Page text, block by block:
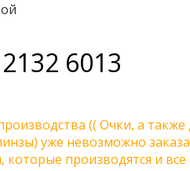
6013
(( Очки, а
уже невозможно
производятся и